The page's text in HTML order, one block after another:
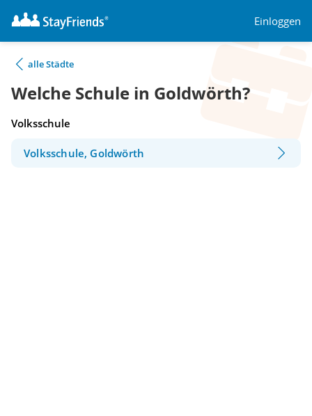
Einloggen
alle Städte
Welche Schule in Goldwörth?
Volksschule
Volksschule, Goldwörth